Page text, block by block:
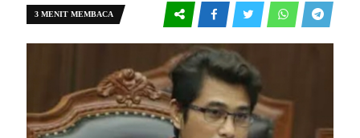
3 MENIT MEMBACA